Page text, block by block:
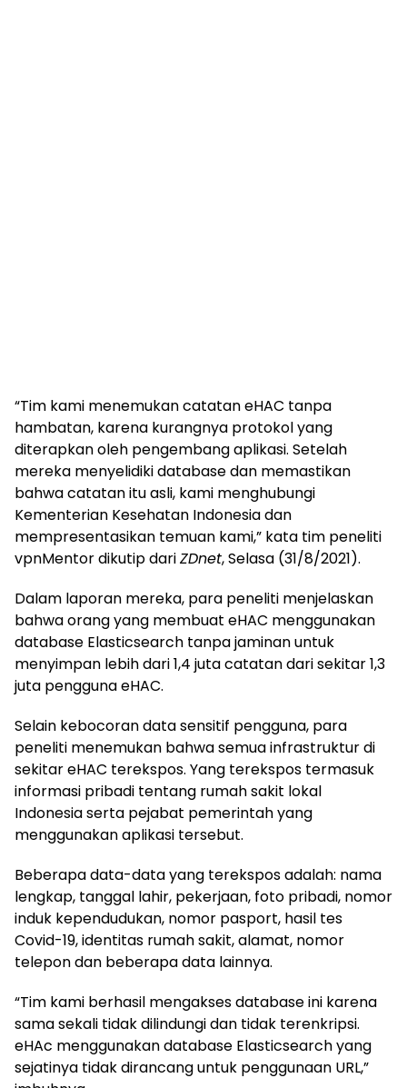
“Tim kami menemukan catatan eHAC tanpa
hambatan, karena kurangnya protokol yang
diterapkan oleh pengembang aplikasi. Setelah
mereka menyelidiki database dan memastikan
bahwa catatan itu asli, kami menghubungi
Kementerian Kesehatan Indonesia dan
mempresentasikan temuan kami,” kata tim peneliti
vpnMentor dikutip dariZDnet, Selasa (31/8/2021).
Dalam laporan mereka, para peneliti menjelaskan
bahwa orang yang membuat eHAC menggunakan
database Elasticsearch tanpa jaminan untuk
menyimpan lebih dari 1,4 juta catatan dari sekitar 1,3
juta pengguna eHAC.
Selain kebocoran data sensitif pengguna, para
peneliti menemukan bahwa semua infrastruktur di
sekitar eHAC terekspos. Yang terekspos termasuk
informasi pribadi tentang rumah sakit lokal
Indonesia serta pejabat pemerintah yang
menggunakan aplikasi tersebut.
Beberapa data-data yang terekspos adalah: nama
lengkap, tanggal lahir, pekerjaan, foto pribadi, nomor
induk kependudukan, nomor pasport, hasil tes
Covid-19, identitas rumah sakit, alamat, nomor
telepon dan beberapa data lainnya.
“Tim kami berhasil mengakses database ini karena
sama sekali tidak dilindungi dan tidak terenkripsi.
eHAc menggunakan database Elasticsearch yang
sejatinya tidak dirancang untuk penggunaan URL,”